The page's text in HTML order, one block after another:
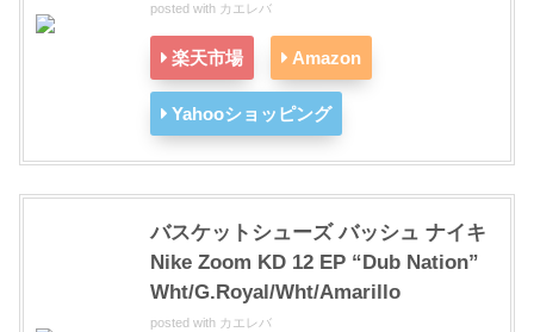
posted with カエレバ
楽天市場 Amazon
Yahooショッピング
バスケットシューズ バッシュ ナイキ
Nike Zoom KD 12 EP “Dub Nation”
Wht/G.Royal/Wht/Amarillo
posted with カエレバ